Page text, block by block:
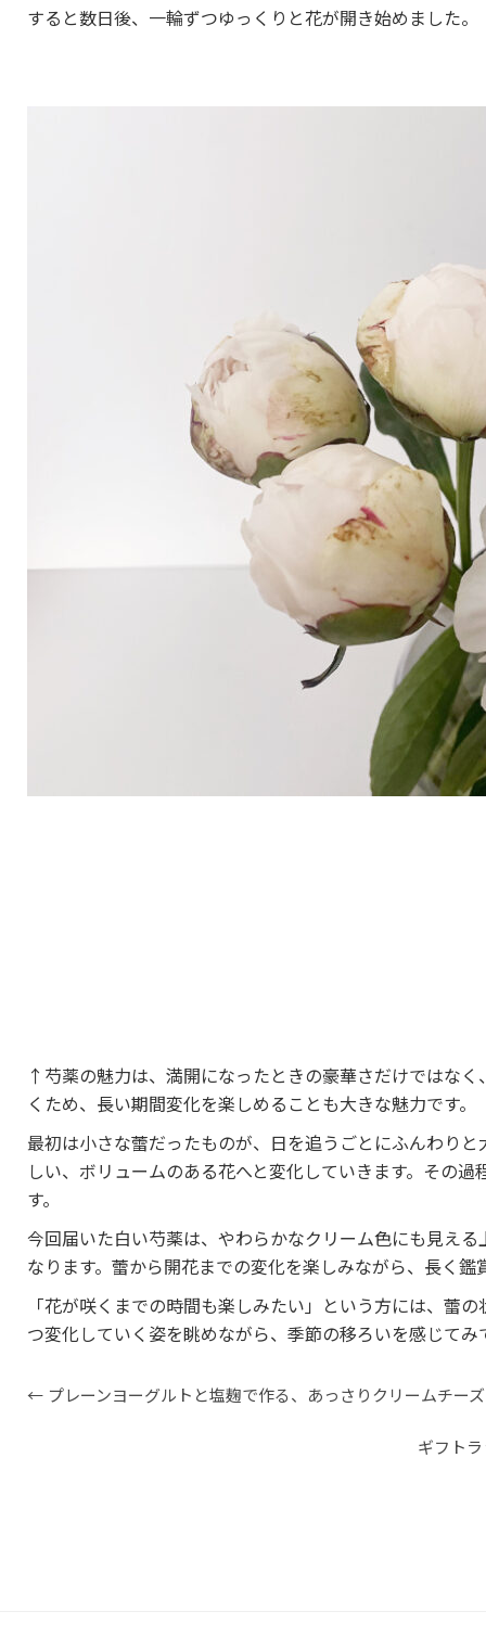
すると数日後、一輪ずつゆっくりと花が開き始めました。
↑芍薬の魅力は、満開になったときの豪華さだけではな
くため、長い期間変化を楽しめることも大きな魅力です。
最初は小さな蕾だったものが、日を追うごとにふんわり
しい、ボリュームのある花へと変化していきます。その
す。
今回届いた白い芍薬は、やわらかなクリーム色にも見え
なります。蕾から開花までの変化を楽しみながら、長く
「花が咲くまでの時間も楽しみたい」という方には、蕾
つ変化していく姿を眺めながら、季節の移ろいを感じて
Post
navigation
← プレーンヨーグルトと塩麹で作る、あっさりクリームチーズ
ギフト